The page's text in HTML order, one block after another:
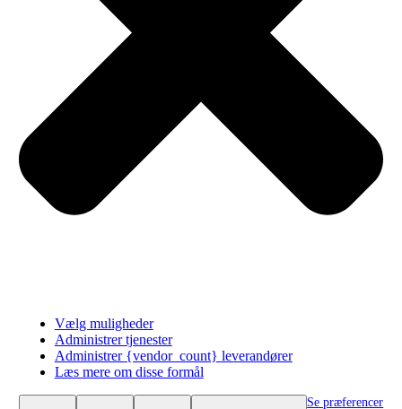
og/eller få adgang til enhedsoplysninger. Hvis du giver dit samtykke til disse
teknologier, kan vi behandle data som f.eks. browsingadfærd eller unikke ID'er på
dette websted. Hvis du ikke giver dit samtykke eller trækker dit samtykke tilbage, kan
det have en negativ indvirkning på visse funktioner og egenskaber.
Funktionsdygtig
FunktionsdygtigAltid aktiv
Vælg muligheder
Administrer tjenester
Administrer {vendor_count} leverandører
Læs mere om disse formål
Se præferencer